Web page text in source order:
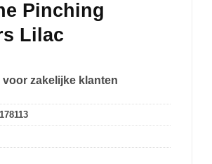
Pinching
Lilac
voor zakelijke klanten
178113